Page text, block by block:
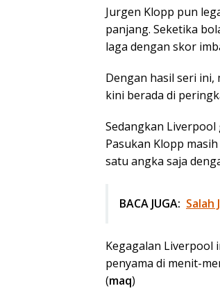
Jurgen Klopp pun
panjang. Seketika
laga dengan skor
Dengan hasil seri ini,
kini berada di
Sedangkan
Pasukan Klopp
satu angka saja
BACA JUGA: Salah
Kegagalan Liverpool
penyama di menit-
(maq)